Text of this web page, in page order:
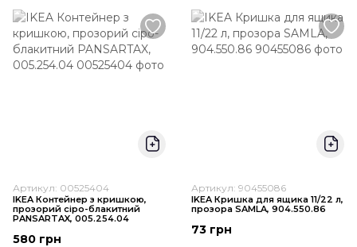
Артикул: 00525404
IKEA Контейнер з кришкою,
прозорий сіро-блакитний
PANSARTAX, 005.254.04
580 грн
Артикул: 90455086
IKEA Кришка для ящика 11/22 л,
прозора SAMLA, 904.550.86
73 грн